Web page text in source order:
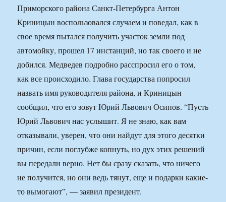
Приморского района Санкт-Петербурга Антон
Криницын воспользовался случаем и поведал, как в
свое время пытался получить участок земли под
автомойку, прошел 17 инстанций, но так своего и не
добился. Медведев подробно расспросил его о том,
как все происходило. Глава государства попросил
назвать имя руководителя района, и Криницын
сообщил, что его зовут Юрий Львович Осипов. “Пусть
Юрий Львович нас услышит. Я не знаю, как вам
отказывали, уверен, что они найдут для этого десятки
причин, если поглубже копнуть, но дух этих решений
вы передали верно. Нет бы сразу сказать, что ничего
не получится, но они ведь тянут, еще и подарки какие-
то вымогают”, — заявил президент.